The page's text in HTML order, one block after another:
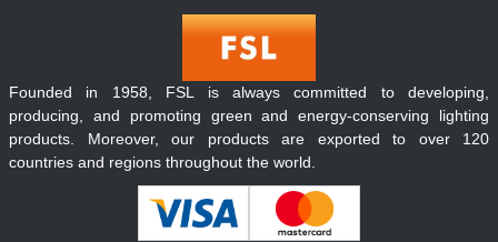
Founded in 1958, FSL is always committed to developing,
producing, and promoting green and energy-conserving lighting
products. Moreover, our products are exported to over 120
countries and regions throughout the world.